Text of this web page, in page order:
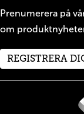
Prenumerera på
om
REGISTRERA